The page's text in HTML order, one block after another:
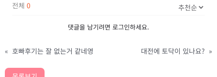
전체 0
댓글을 남기려면 로그인하세요.
« 호빠후기는 잘 없는거 같네영 대전에 토닥이 있나요? »